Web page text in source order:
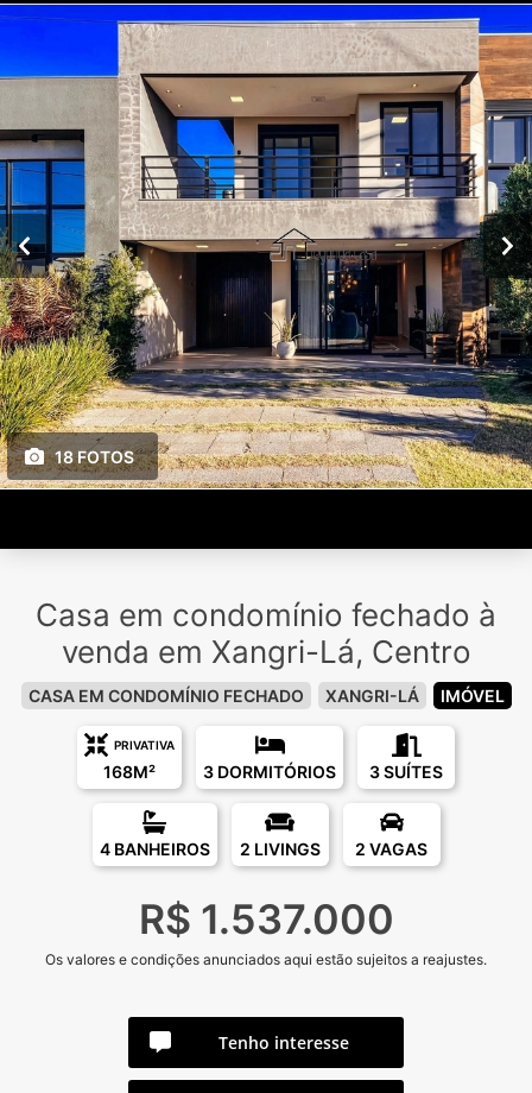
18 FOTOS
Casa em condomínio fechado à
venda em Xangri-Lá, Centro
CASA EM CONDOMÍNIO FECHADO XANGRI-LÁ IMÓVEL
PRIVATIVA
168M² 3 DORMITÓRIOS 3 SUÍTES
4 BANHEIROS 2 LIVINGS 2 VAGAS
R$ 1.537.000
Os valores e condições anunciados aqui estão sujeitos a reajustes.
Tenho interesse